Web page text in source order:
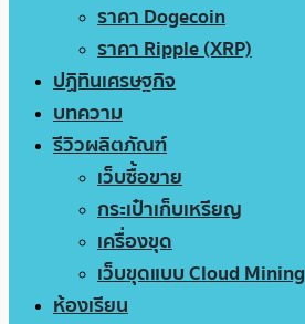
ราคา Dogecoin
ราคา Ripple (XRP)
ปฏิทินเศรษฐกิจ
บทความ
รีวิวผลิตภัณฑ์
เว็บซื้อขาย
กระเป๋าเก็บเหรียญ
เครื่องขุด
เว็บขุดแบบ Cloud Mining
ห้องเรียน